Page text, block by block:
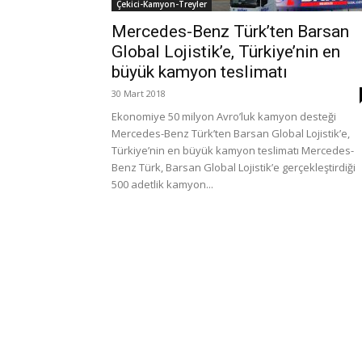
Çekici-Kamyon-Treyler
Mercedes-Benz Türk’ten Barsan
Global Lojistik’e, Türkiye’nin en
büyük kamyon teslimatı
30 Mart 2018
Ekonomiye 50 milyon Avro’luk kamyon desteği
Mercedes-Benz Türk’ten Barsan Global Lojistik’e,
Türkiye’nin en büyük kamyon teslimatı Mercedes-
Benz Türk, Barsan Global Lojistik’e gerçekleştirdiği
500 adetlik kamyon...